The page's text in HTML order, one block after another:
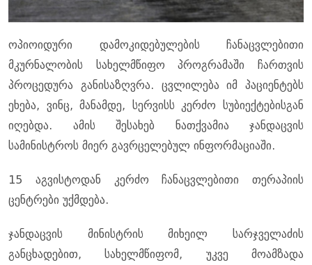
ოპიოიდური დამოკიდებულების ჩანაცვლებითი
მკურნალობის სახელმწიფო პროგრამაში ჩართვის
პროცედურა განისაზღვრა. ცვლილება იმ პაციენტებს
ეხება, ვინც, მანამდე, სერვისს კერძო სუბიექტებისგან
იღებდა. ამის შესახებ ნათქვამია ჯანდაცვის
სამინისტროს მიერ გავრცელებულ ინფორმაციაში.
15 აგვისტოდან კერძო ჩანაცვლებითი თერაპიის
ცენტრები უქმდება.
ჯანდაცვის მინისტრის მიხეილ სარჯველაძის
განცხადებით, სახელმწიფომ, უკვე მოამზადა